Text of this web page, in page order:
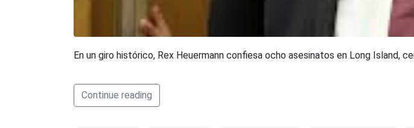
En un giro histórico, Rex Heuermann confiesa ocho asesinatos en Long Island,
Continue reading